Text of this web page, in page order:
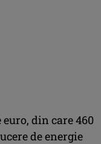
euro, din care 460
de energie